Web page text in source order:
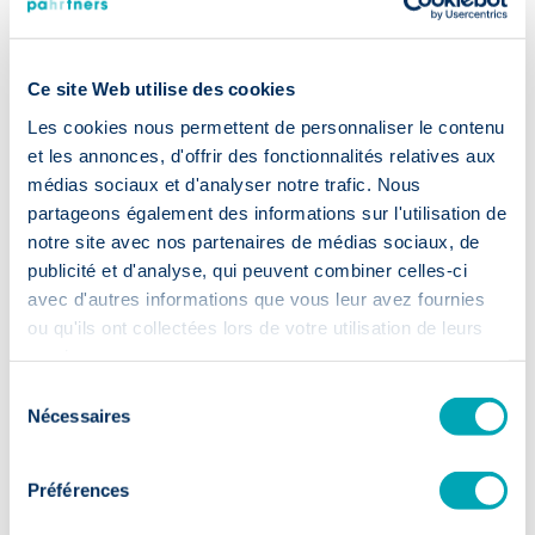
Ce site Web utilise des cookies
Les cookies nous permettent de personnaliser le contenu
et les annonces, d'offrir des fonctionnalités relatives aux
médias sociaux et d'analyser notre trafic. Nous
partageons également des informations sur l'utilisation de
notre site avec nos partenaires de médias sociaux, de
publicité et d'analyse, qui peuvent combiner celles-ci
avec d'autres informations que vous leur avez fournies
ou qu'ils ont collectées lors de votre utilisation de leurs
Nécessaires
Préférences
Recrutement
accéléré
⏱️ 2 semaines